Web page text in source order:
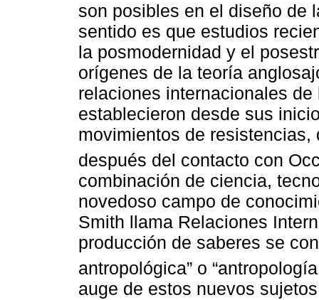
son posibles en el diseño de
sentido es que estudios
la posmodernidad y el
orígenes de la teoría
relaciones internacionales
establecieron desde sus
movimientos de
después del contacto con
combinación de ciencia,
novedoso campo de
Smith llama Relaciones
producción de saberes se
antropológica” o
auge de estos nuevos